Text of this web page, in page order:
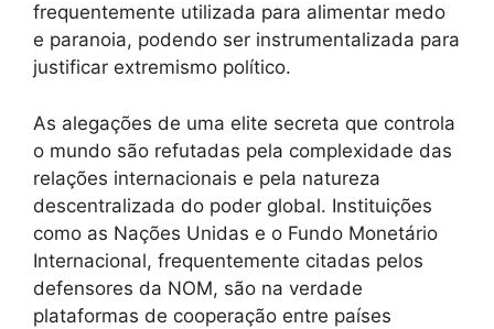
frequentemente utilizada para alimentar medo
e paranoia, podendo ser instrumentalizada para
justificar extremismo político.
As alegações de uma elite secreta que controla
o mundo são refutadas pela complexidade das
relações internacionais e pela natureza
descentralizada do poder global. Instituições
como as Nações Unidas e o Fundo Monetário
Internacional, frequentemente citadas pelos
defensores da NOM, são na verdade
plataformas de cooperação entre países